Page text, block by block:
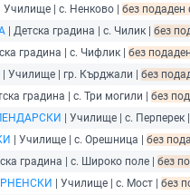
| Училище | с. Ненково | без подаден
| Детска градина | с. Чилик | без
градина | с. Чифлик | без
| Училище | гр. Кърджали | без
градина | с. Три могили | без
| Училище | с. Перперек |
| Училище | с. Орешница | без
градина | с. Широко поле | без
| Училище | с. Мост | без